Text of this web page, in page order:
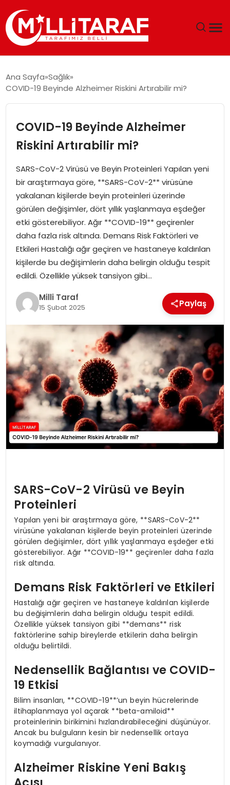
ÖZEL SAYFALAR
TEKNOLOJI
EKONOMI
SPOR
SIYASET
MAGAZIN
Ana Sayfa Sağlık
COVID-19 Beyinde Alzheimer Riskini Artırabilir mi?
COVID-19 Beyinde Alzheimer
Riskini Artırabilir mi?
SARS-CoV-2 Virüsü ve Beyin Proteinleri Yapılan yeni
bir araştırmaya göre, **SARS-CoV-2** virüsüne
yakalanan kişilerde beyin proteinleri üzerinde
görülen değişimler, dört yıllık yaşlanmaya eşdeğer
etki gösterebiliyor. Ağır **COVID-19** geçirenler
daha fazla risk altında. Demans Risk Faktörleri ve
Etkileri Hastalığı ağır geçiren ve hastaneye kaldırılan
kişilerde bu değişimlerin daha belirgin olduğu tespit
edildi. Özellikle yüksek tansiyon gibi…
Milli Taraf
15 Şubat 2025 Paylaş
SARS-CoV-2 Virüsü ve Beyin
Proteinleri
Yapılan yeni bir araştırmaya göre, **SARS-CoV-2**
virüsüne yakalanan kişilerde beyin proteinleri üzerinde
görülen değişimler, dört yıllık yaşlanmaya eşdeğer etki
gösterebiliyor. Ağır **COVID-19** geçirenler daha fazla
risk altında.
Demans Risk Faktörleri ve Etkileri
Hastalığı ağır geçiren ve hastaneye kaldırılan kişilerde
bu değişimlerin daha belirgin olduğu tespit edildi.
Özellikle yüksek tansiyon gibi **demans** risk
faktörlerine sahip bireylerde etkilerin daha belirgin
olduğu belirtildi.
Nedensellik Bağlantısı ve COVID-
19 Etkisi
Bilim insanları, **COVID-19**’un beyin hücrelerinde
iltihaplanmaya yol açarak **beta-amiloid**
proteinlerinin birikimini hızlandırabileceğini düşünüyor.
Ancak bu bulguların kesin bir nedensellik ortaya
koymadığı vurgulanıyor.
Alzheimer Riskine Yeni Bakış